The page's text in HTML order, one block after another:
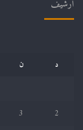
أرشيف
د
ن
2
3